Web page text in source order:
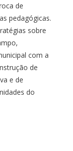
de
pedagógicas.
sobre
com a
de
e de
do